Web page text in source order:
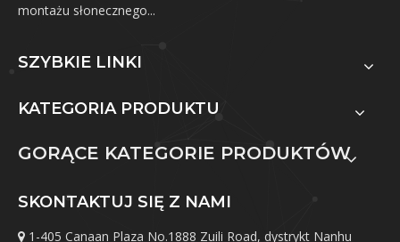
montażu słonecznego...
SZYBKIE LINKI
KATEGORIA PRODUKTU
GORĄCE KATEGORIE PRODUKTÓW
SKONTAKTUJ SIĘ Z NAMI
 1-405 Canaan Plaza No.1888 Zuili Road, dystrykt Nanhu